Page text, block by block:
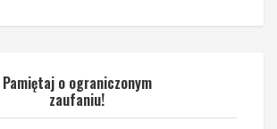
Pamiętaj o ograniczonym
zaufaniu!